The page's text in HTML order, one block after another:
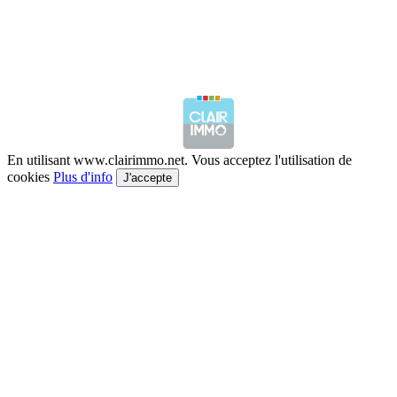
En utilisant www.clairimmo.net. Vous acceptez l'utilisation de
cookies Plus d'info J'accepte